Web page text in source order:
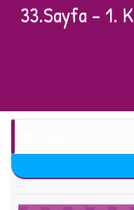
33.Sayfa – 1.